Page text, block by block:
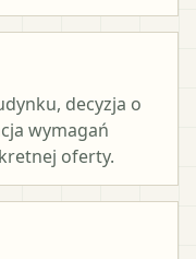
decyzja o
wymagań
oferty.